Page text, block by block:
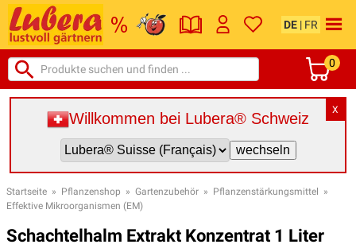
DE | FR
0
X
Willkommen bei Lubera® Schweiz
Startseite » Pflanzenshop » Gartenzubehör » Pflanzenstärkungsmittel »
Effektive Mikroorganismen (EM)
Schachtelhalm Extrakt Konzentrat 1 Liter